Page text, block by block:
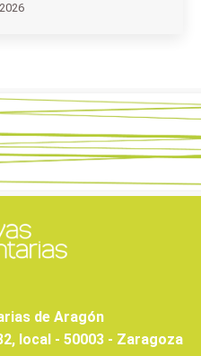
de Aragón
local - 50003 - Zaragoza